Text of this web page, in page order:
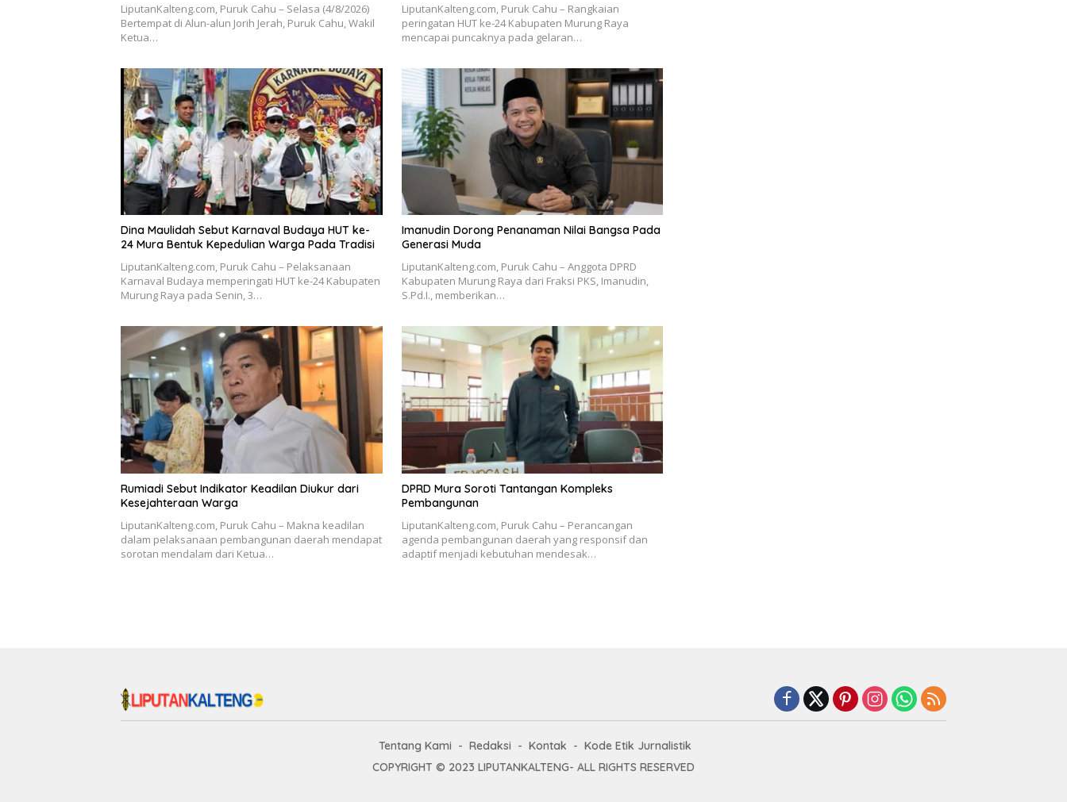
LiputanKalteng.com, Puruk Cahu – Selasa (4/8/2026)
Bertempat di Alun-alun Jorih Jerah, Puruk Cahu, Wakil
Ketua…
LiputanKalteng.com, Puruk Cahu – Rangkaian
peringatan HUT ke-24 Kabupaten Murung Raya
mencapai puncaknya pada gelaran…
Dina Maulidah Sebut Karnaval Budaya HUT ke-
24 Mura Bentuk Kepedulian Warga Pada Tradisi
LiputanKalteng.com, Puruk Cahu – Pelaksanaan
Karnaval Budaya memperingati HUT ke-24 Kabupaten
Murung Raya pada Senin, 3…
Imanudin Dorong Penanaman Nilai Bangsa Pada
Generasi Muda
LiputanKalteng.com, Puruk Cahu – Anggota DPRD
Kabupaten Murung Raya dari Fraksi PKS, Imanudin,
S.Pd.I., memberikan…
Rumiadi Sebut Indikator Keadilan Diukur dari
Kesejahteraan Warga
LiputanKalteng.com, Puruk Cahu – Makna keadilan
dalam pelaksanaan pembangunan daerah mendapat
sorotan mendalam dari Ketua…
DPRD Mura Soroti Tantangan Kompleks
Pembangunan
LiputanKalteng.com, Puruk Cahu – Perancangan
agenda pembangunan daerah yang responsif dan
adaptif menjadi kebutuhan mendesak…
Tentang Kami Redaksi Kontak
Kode Etik Jurnalistik
COPYRIGHT © 2023 LIPUTANKALTENG- ALL RIGHTS RESERVED